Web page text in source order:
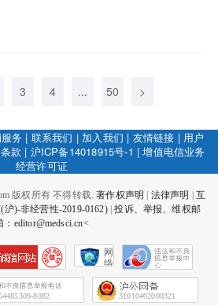
3 4 ... 50 >
务 | 联系我们 | 加入我们 | 友情链接 | 用户
款 | 沪ICP备14018915号-1 |增值电信业务
经营许可证
版权所有 不得转载.著作权声明 法律声明
互
)-非经营性-2019-0162)|投诉、举报、维权邮
：editor@medsci.cn<
网
络
会
征
8082 31010402000321